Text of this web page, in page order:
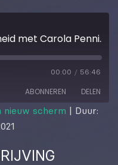
12: Positieve Gezondheid met Carola Penninx en Nelleke Gosker
00:00 / 56:46
ABONNEREN DELEN
nieuw scherm | Duur: